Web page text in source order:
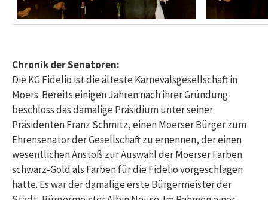
Chronik der Senatoren:
Die KG Fidelio ist die älteste Karnevalsgesellschaft in
Moers. Bereits einigen Jahren nach ihrer Gründung
beschloss das damalige Präsidium unter seiner
Präsidenten Franz Schmitz, einen Moerser Bürger zum
Ehrensenator der Gesellschaft zu ernennen, der einen
wesentlichen Anstoß zur Auswahl der Moerser Farben
schwarz-Gold als Farben für die Fidelio vorgeschlagen
hatte. Es war der damalige erste Bürgermeister der